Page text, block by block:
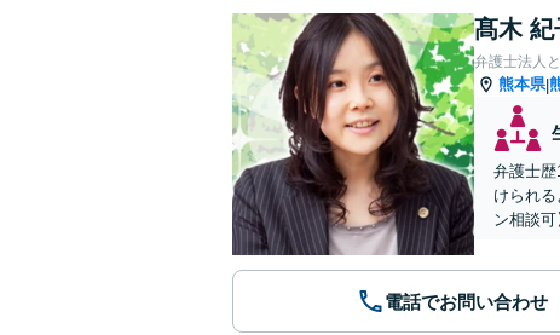
髙木 紀
弁護士法人
熊本県|
弁護士
けられ
ン相談可
電話でお問い合わせ